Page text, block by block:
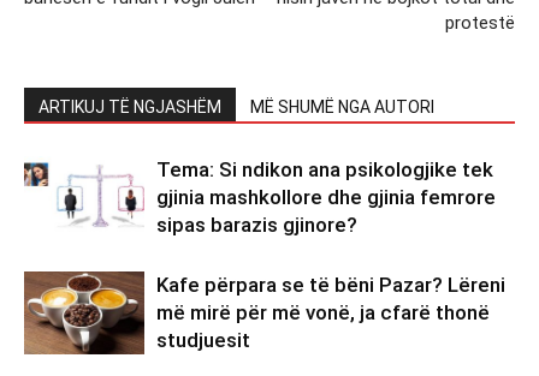
protestë
ARTIKUJ TË NGJASHËM MË SHUMË NGA AUTORI
Tema: Si ndikon ana psikologjike tek
gjinia mashkollore dhe gjinia femrore
sipas barazis gjinore?
Kafe përpara se të bëni Pazar? Lëreni
më mirë për më vonë, ja cfarë thonë
studjuesit